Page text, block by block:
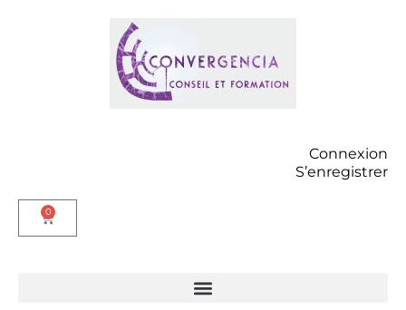
Connexion
S’enregistrer
0